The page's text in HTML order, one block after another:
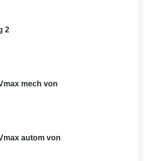
2
mech von
autom von